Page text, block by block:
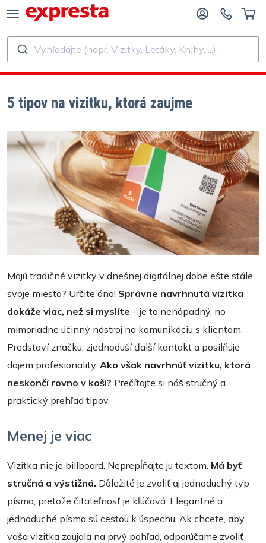
Nálepky a etikety
Výroba pečiatok
PRODUKTY
VYDAVATEĽSTVÁ A AUTOROV
KNÍH
Vyhľadajte (napr. Vizitky, Letáky, Knihy, ...)
5 tipov na vizitku, ktorá zaujme
Majú tradičné vizitky v dnešnej digitálnej dobe ešte stále
svoje miesto? Určite áno! Správne navrhnutá vizitka
dokáže viac, než si myslíte – je to nenápadný, no
mimoriadne účinný nástroj na komunikáciu s klientom.
Predstaví značku, zjednoduší ďalší kontakt a posilňuje
dojem profesionality. Ako však navrhnúť vizitku, ktorá
neskončí rovno v koši? Prečítajte si náš stručný a
praktický prehľad tipov.
Menej je viac
Vizitka nie je billboard. Neprepĺňajte ju textom. Má byť
stručná a výstižná. Dôležité je zvoliť aj jednoduchý typ
písma, pretože čitateľnosť je kľúčová. Elegantné a
jednoduché písma sú cestou k úspechu. Ak chcete, aby
vaša vizitka zaujala na prvý pohľad, odporúčame zvoliť